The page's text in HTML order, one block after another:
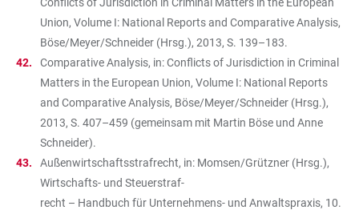
Union, Volume I: National Reports and Comparative Analysis,
Böse/Meyer/Schneider (Hrsg.), 2013, S. 139–183.
Comparative Analysis, in: Conflicts of Jurisdiction in Criminal
Matters in the European Union, Volume I: National Reports
and Comparative Analysis, Böse/Meyer/Schneider (Hrsg.),
2013, S. 407–459 (gemeinsam mit Martin Böse und Anne
Schneider).
Außenwirtschaftsstrafrecht, in: Momsen/Grützner (Hrsg.),
Wirtschafts- und Steuerstraf-
recht – Handbuch für Unternehmens- und Anwaltspraxis, 10.